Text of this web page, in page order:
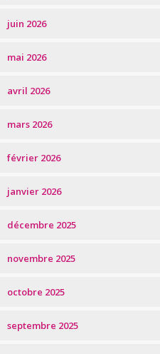
juin 2026
mai 2026
avril 2026
mars 2026
février 2026
janvier 2026
décembre 2025
novembre 2025
octobre 2025
septembre 2025